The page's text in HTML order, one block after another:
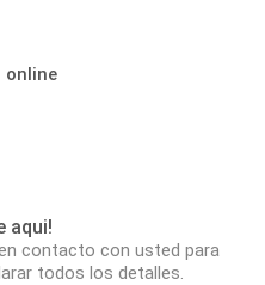
online
aqui!
contacto con usted para
todos los detalles.